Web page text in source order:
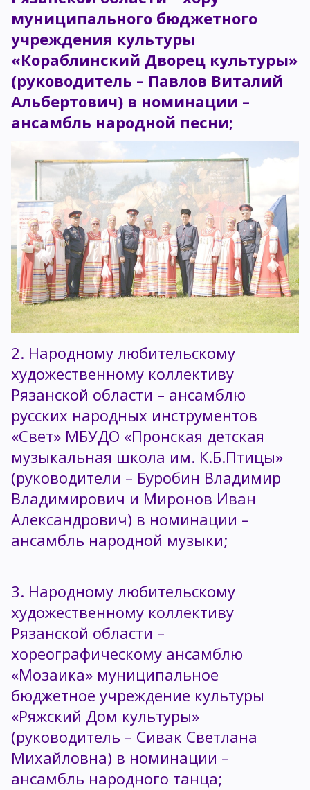
муниципального бюджетного
учреждения культуры
«Кораблинский Дворец культуры»
(руководитель – Павлов Виталий
Альбертович) в номинации –
ансамбль народной песни;
2. Народному любительскому
художественному коллективу
Рязанской области – ансамблю
русских народных инструментов
«Свет» МБУДО «Пронская детская
музыкальная школа им. К.Б.Птицы»
(руководители – Буробин Владимир
Владимирович и Миронов Иван
Александрович) в номинации –
ансамбль народной музыки;
3. Народному любительскому
художественному коллективу
Рязанской области –
хореографическому ансамблю
«Мозаика» муниципальное
бюджетное учреждение культуры
«Ряжский Дом культуры»
(руководитель – Сивак Светлана
Михайловна) в номинации –
ансамбль народного танца;